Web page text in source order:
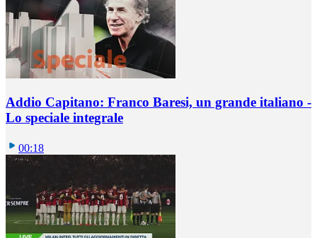
Addio Capitano: Franco Baresi, un grande italiano -
Lo speciale integrale
00:18